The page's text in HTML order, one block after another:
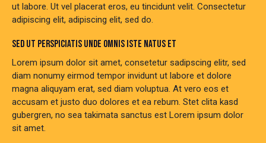
ut labore. Ut vel placerat eros, eu tincidunt velit. Consectetur
adipiscing elit, adipiscing elit, sed do.
SED UT PERSPICIATIS UNDE OMNIS ISTE NATUS ET
Lorem ipsum dolor sit amet, consetetur sadipscing elitr, sed
diam nonumy eirmod tempor invidunt ut labore et dolore
magna aliquyam erat, sed diam voluptua. At vero eos et
accusam et justo duo dolores et ea rebum. Stet clita kasd
gubergren, no sea takimata sanctus est Lorem ipsum dolor
sit amet.